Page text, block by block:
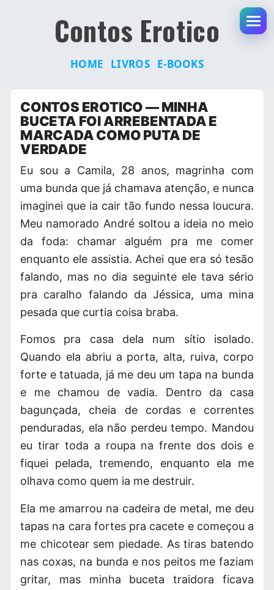
Contos Erotico
HOME LIVROS E-BOOKS
Pular
para
conteúdo
CONTOS EROTICO — MINHA
BUCETA FOI ARREBENTADA E
MARCADA COMO PUTA DE
VERDADE
Eu sou a Camila, 28 anos, magrinha com
uma bunda que já chamava atenção, e nunca
imaginei que ia cair tão fundo nessa loucura.
Meu namorado André soltou a ideia no meio
da foda: chamar alguém pra me comer
enquanto ele assistia. Achei que era só tesão
falando, mas no dia seguinte ele tava sério
pra caralho falando da Jéssica, uma mina
pesada que curtia coisa braba.
Fomos pra casa dela num sítio isolado.
Quando ela abriu a porta, alta, ruiva, corpo
forte e tatuada, já me deu um tapa na bunda
e me chamou de vadia. Dentro da casa
bagunçada, cheia de cordas e correntes
penduradas, ela não perdeu tempo. Mandou
eu tirar toda a roupa na frente dos dois e
fiquei pelada, tremendo, enquanto ela me
olhava como quem ia me destruir.
Ela me amarrou na cadeira de metal, me deu
tapas na cara fortes pra cacete e começou a
me chicotear sem piedade. As tiras batendo
nas coxas, na bunda e nos peitos me faziam
gritar, mas minha buceta traidora ficava